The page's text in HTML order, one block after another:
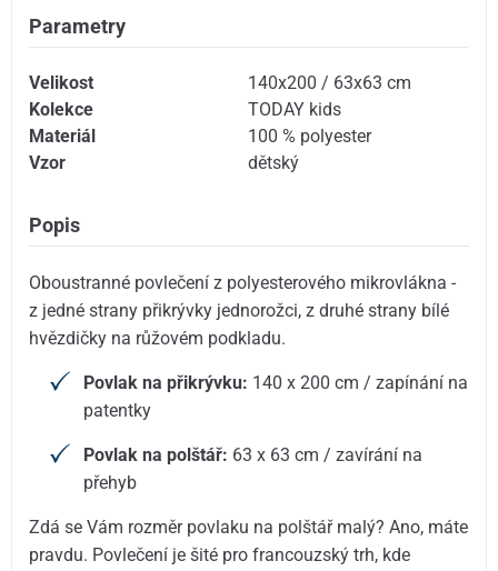
Parametry
Velikost
140x200 / 63x63 cm
Kolekce
TODAY kids
Materiál
100 % polyester
Vzor
dětský
Popis
Oboustranné povlečení z polyesterového mikrovlákna -
z jedné strany přikrývky jednorožci, z druhé strany bílé
hvězdičky na růžovém podkladu.
Povlak na přikrývku: 140 x 200 cm / zapínání na
patentky
Povlak na polštář: 63 x 63 cm / zavírání na
přehyb
Zdá se Vám rozměr povlaku na polštář malý? Ano, máte
pravdu. Povlečení je šité pro francouzský trh, kde